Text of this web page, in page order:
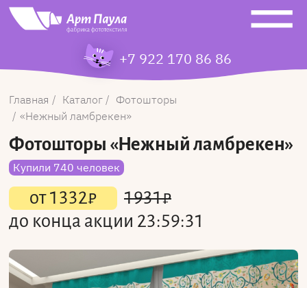
+7 922 170 86 86
Главная Каталог
Фотошторы
Нежный ламбрекен
Фотошторы «Нежный ламбрекен»
Купили 740 человек
от1332₽ 1931₽
до конца акции 23:59:31